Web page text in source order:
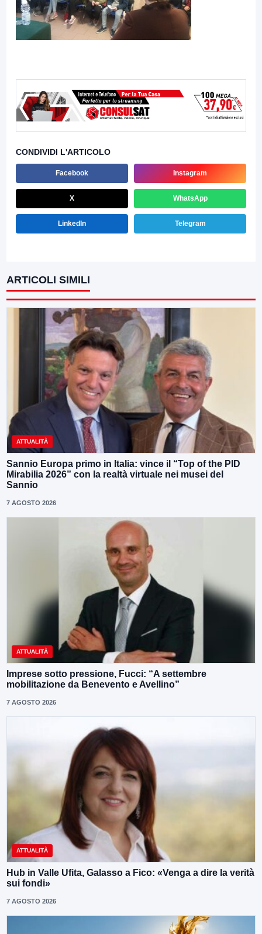
CONDIVIDI L'ARTICOLO
Facebook Instagram
X WhatsApp
LinkedIn Telegram
ARTICOLI SIMILI
ATTUALITÀ
Sannio Europa primo in Italia: vince il “Top of the PID
Mirabilia 2026” con la realtà virtuale nei musei del
Sannio
7 AGOSTO 2026
ATTUALITÀ
Imprese sotto pressione, Fucci: “A settembre
mobilitazione da Benevento e Avellino”
7 AGOSTO 2026
ATTUALITÀ
Hub in Valle Ufita, Galasso a Fico: «Venga a dire la verità
sui fondi»
7 AGOSTO 2026